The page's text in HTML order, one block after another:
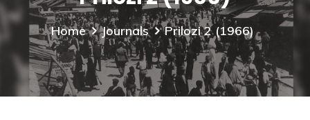
Home Journals Prilozi 2 (1966)